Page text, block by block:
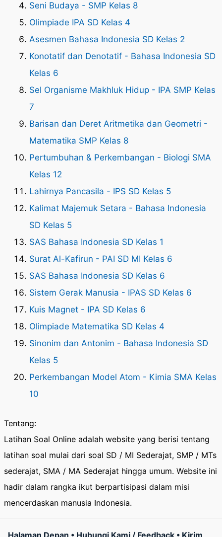
Seni Budaya - SMP Kelas 8
Olimpiade IPA SD Kelas 4
Asesmen Bahasa Indonesia SD Kelas 2
Konotatif dan Denotatif - Bahasa Indonesia SD
Kelas 6
Sel Organisme Makhluk Hidup - IPA SMP Kelas
7
Barisan dan Deret Aritmetika dan Geometri -
Matematika SMP Kelas 8
Pertumbuhan & Perkembangan - Biologi SMA
Kelas 12
Lahirnya Pancasila - IPS SD Kelas 5
Kalimat Majemuk Setara - Bahasa Indonesia
SD Kelas 5
SAS Bahasa Indonesia SD Kelas 1
Surat Al-Kafirun - PAI SD MI Kelas 6
SAS Bahasa Indonesia SD Kelas 6
Sistem Gerak Manusia - IPAS SD Kelas 6
Kuis Magnet - IPA SD Kelas 6
Olimpiade Matematika SD Kelas 4
Sinonim dan Antonim - Bahasa Indonesia SD
Kelas 5
Perkembangan Model Atom - Kimia SMA Kelas
10
Tentang:
Latihan Soal Online adalah website yang berisi tentang
latihan soal mulai dari soal SD / MI Sederajat, SMP / MTs
sederajat, SMA / MA Sederajat hingga umum. Website ini
hadir dalam rangka ikut berpartisipasi dalam misi
mencerdaskan manusia Indonesia.
Halaman Depan • Hubungi Kami / Feedback • Kirim